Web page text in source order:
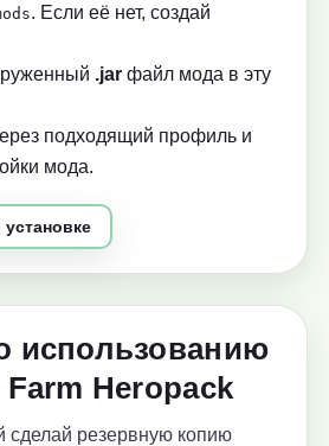
. Если её нет, создай
.jar файл мода в эту
подходящий профиль и
мода.
использованию
Heropack
сделай резервную копию